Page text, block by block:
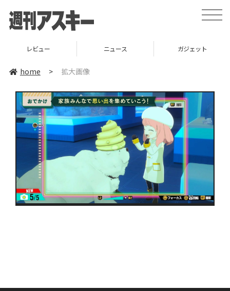
toggle
レビュー ニュース ガジェット
home > 拡大画像